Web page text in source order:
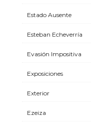
Estado Ausente
Esteban Echeverría
Evasión Impositiva
Exposiciones
Exterior
Ezeiza